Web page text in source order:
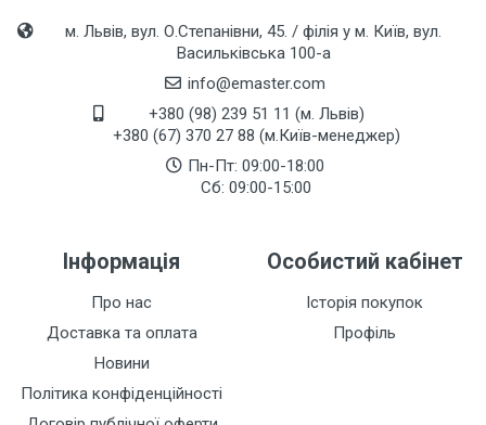
м. Львів, вул. О.Степанівни, 45. / філія у м. Київ, вул.
Васильківська 100-а
info@emaster.com
+380 (98) 239 51 11 (м. Львів)
+380 (67) 370 27 88 (м.Київ-менеджер)
Пн-Пт: 09:00-18:00
Сб: 09:00-15:00
Інформація
Про нас
Доставка та оплата
Новини
Політика конфіденційності
Особистий кабінет
Історія покупок
Профіль